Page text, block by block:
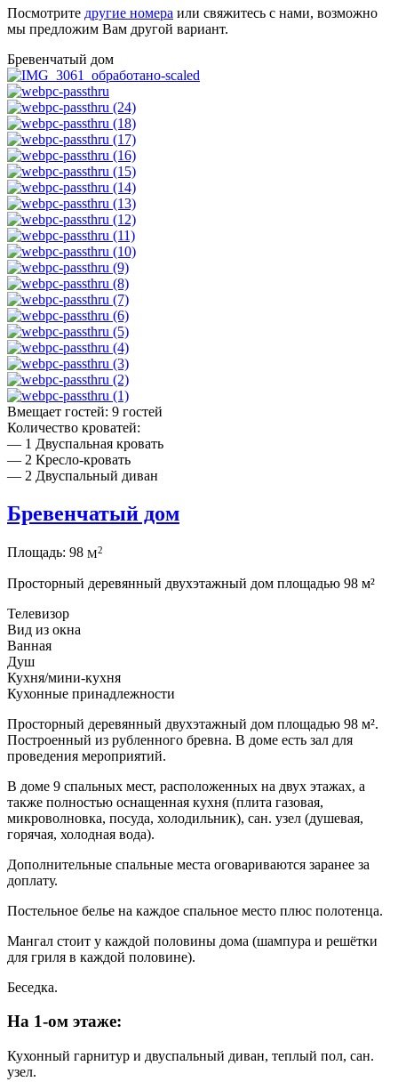
Посмотрите другие номера или cвяжитесь с нами, возможно
мы предложим Вам другой вариант.
Бревенчатый дом
Вмещает гостей: 9 гостей
Количество кроватей:
— 1 Двуспальная кровать
— 2 Кресло-кровать
— 2 Двуспальный диван
Бревенчатый дом
Площадь: 98 М2
Просторный деревянный двухэтажный дом площадью 98 м²
Телевизор
Вид из окна
Ванная
Душ
Кухня/мини-кухня
Кухонные принадлежности
Просторный деревянный двухэтажный дом площадью 98 м².
Построенный из рубленного бревна. В доме есть зал для
проведения мероприятий.
В доме 9 спальных мест, расположенных на двух этажах, а
также полностью оснащенная кухня (плита газовая,
микроволновка, посуда, холодильник), сан. узел (душевая,
горячая, холодная вода).
Дополнительные спальные места оговариваются заранее за
доплату.
Постельное белье на каждое спальное место плюс полотенца.
Мангал стоит у каждой половины дома (шампура и решётки
для гриля в каждой половине).
Беседка.
На 1-ом этаже:
Кухонный гарнитур и двуспальный диван, теплый пол, сан.
узел.